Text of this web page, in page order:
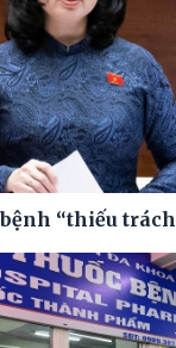
“thiếu